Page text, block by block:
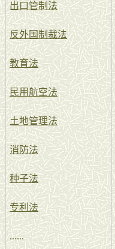
出口管制法
反外国制裁法
教育法
民用航空法
土地管理法
消防法
种子法
专利法
......